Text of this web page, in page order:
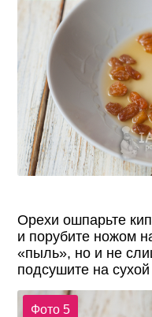
Орехи ошпарьте
и порубите ножом
«пыль», но и не
подсушите на
Фото 5